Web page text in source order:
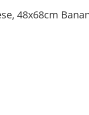
48x68cm